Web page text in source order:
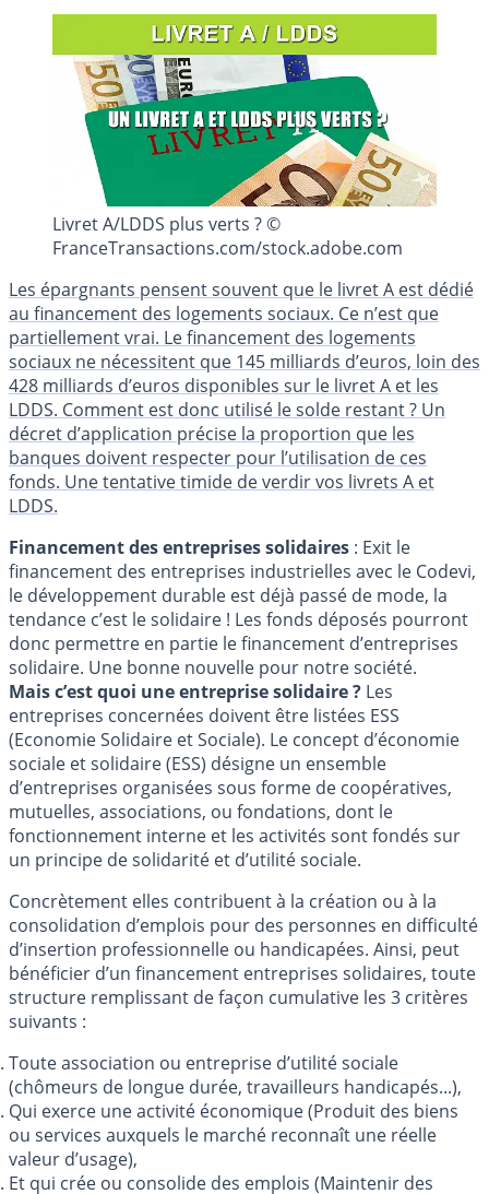
Livret A/LDDS plus verts ? ©
FranceTransactions.com/stock.adobe.com
Les épargnants pensent souvent que le livret A est dédié
au financement des logements sociaux. Ce n’est que
partiellement vrai. Le financement des logements
sociaux ne nécessitent que 145 milliards d’euros, loin des
428 milliards d’euros disponibles sur le livret A et les
LDDS. Comment est donc utilisé le solde restant ? Un
décret d’application précise la proportion que les
banques doivent respecter pour l’utilisation de ces
fonds. Une tentative timide de verdir vos livrets A et
LDDS.
Financement des entreprises solidaires : Exit le
financement des entreprises industrielles avec le Codevi,
le développement durable est déjà passé de mode, la
tendance c’est le solidaire ! Les fonds déposés pourront
donc permettre en partie le financement d’entreprises
solidaire. Une bonne nouvelle pour notre société.
Mais c’est quoi une entreprise solidaire ? Les
entreprises concernées doivent être listées ESS
(Economie Solidaire et Sociale). Le concept d’économie
sociale et solidaire (ESS) désigne un ensemble
d’entreprises organisées sous forme de coopératives,
mutuelles, associations, ou fondations, dont le
fonctionnement interne et les activités sont fondés sur
un principe de solidarité et d’utilité sociale.
Concrètement elles contribuent à la création ou à la
consolidation d’emplois pour des personnes en difficulté
d’insertion professionnelle ou handicapées. Ainsi, peut
bénéficier d’un financement entreprises solidaires, toute
structure remplissant de façon cumulative les 3 critères
suivants :
Toute association ou entreprise d’utilité sociale
(chômeurs de longue durée, travailleurs handicapés...),
Qui exerce une activité économique (Produit des biens
ou services auxquels le marché reconnaît une réelle
valeur d’usage),
Et qui crée ou consolide des emplois (Maintenir des